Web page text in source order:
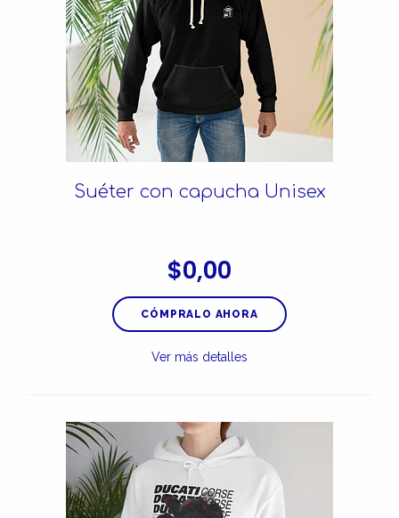
Suéter con capucha Unisex
$0,00
CÓMPRALO AHORA
Ver más detalles